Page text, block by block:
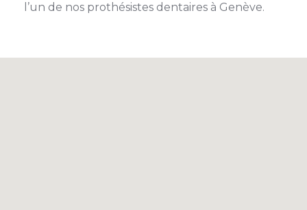
l’un de nos prothésistes dentaires à Genève.